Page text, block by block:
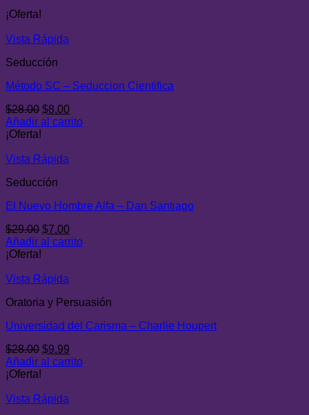
¡Oferta!
Vista Rápida
Seducción
Método SC – Seduccion Cientifica
$28.00 El
precio
$28.00.
$8.00El
precio
Añadir al carrito
¡Oferta!
Vista Rápida
Seducción
El Nuevo Hombre Alfa – Dan Santiago
$29.00 El
precio
$29.00.
$7.00El
precio
Añadir al carrito
¡Oferta!
Vista Rápida
Oratoria y Persuasión
Universidad del Carisma – Charlie Houpert
$28.00 El
precio
$28.00.
$9.99
precio
Añadir al carrito
¡Oferta!
Vista Rápida